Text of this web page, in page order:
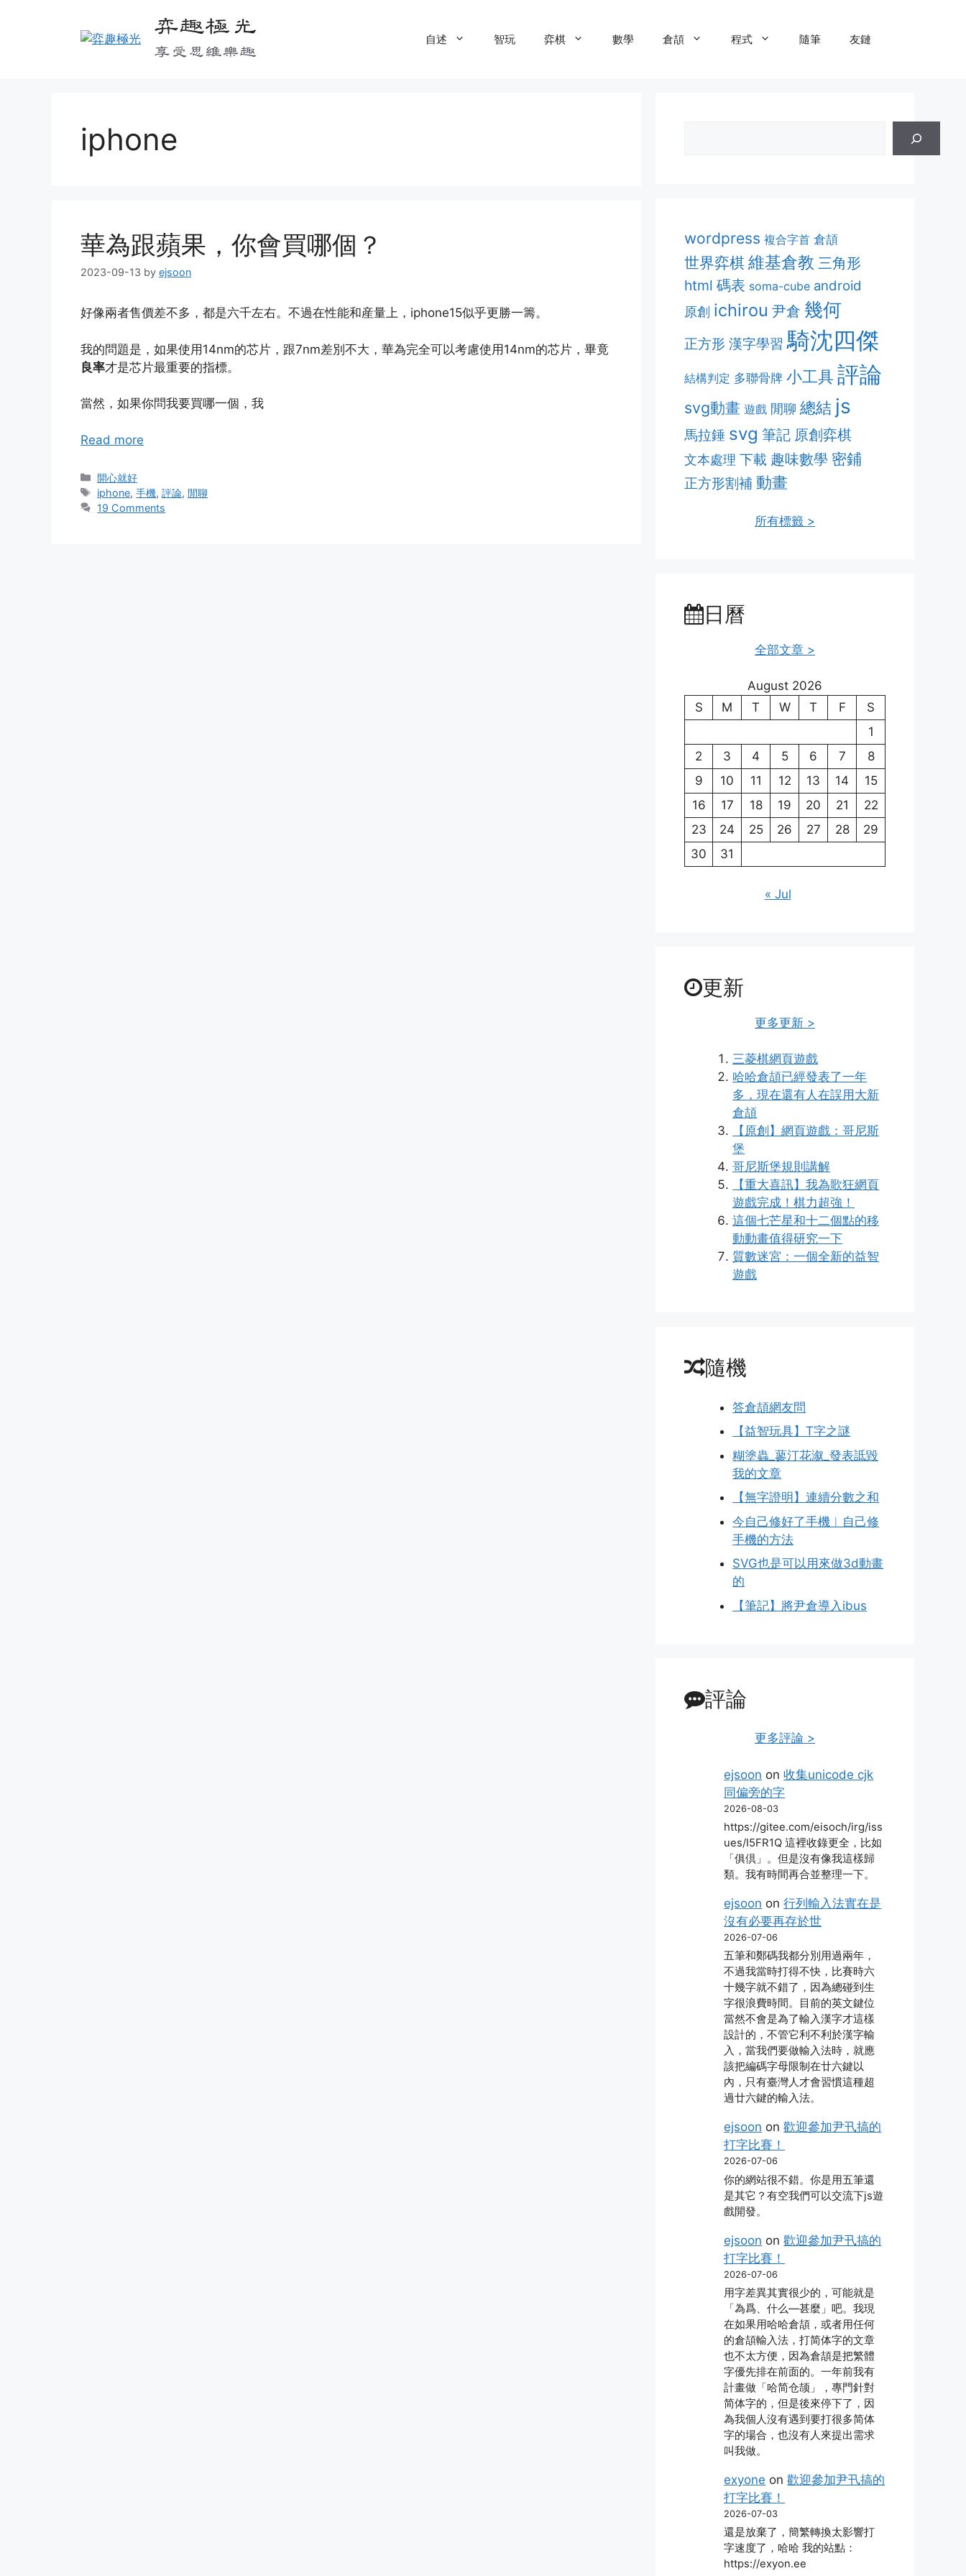
弈趣極光
享受思維樂趣
自述 智玩 弈棋 數學 倉頡 程式 隨筆 友鏈
iphone
華為跟蘋果，你會買哪個？
2023-09-13 by ejsoon
好像兩者售價差不多，都是六千左右。不過在性能和産量上，iphone15似乎更勝一籌。
我的問題是，如果使用14nm的芯片，跟7nm差別不大，華為完全可以考慮使用14nm的芯片，畢竟
良率才是芯片最重要的指標。
當然，如果你問我要買哪一個，我
Read more
Categories
開心就好
Tags
iphone,手機,評論,閒聊
19 Comments
wordpress 複合字首 倉頡
世界弈棋 維基倉教 三角形
html 碼表 soma-cube android
原創 ichirou 尹倉 幾何
正方形 漢字學習 騎沈四傑
結構判定 多聯骨牌 小工具 評論
svg動畫 遊戲 閒聊 總結 js
馬拉錘 svg 筆記 原創弈棋
文本處理 下載 趣味數學 密鋪
正方形割補 動畫
所有標籤 >
日曆
全部文章 >
August 2026
S
M T W T F
S
1
2
3 4 5 6 7
8
9
10 11 12 13 14
15
16
17 18 19 20 21
22
23
24 25 26 27 28
29
30
31
« Jul
更新
更多更新 >
三菱棋網頁遊戲
哈哈倉頡已經發表了一年
多，現在還有人在誤用大新
倉頡
【原創】網頁遊戲：哥尼斯
堡
哥尼斯堡規則講解
【重大喜訊】我為歌狂網頁
遊戲完成！棋力超強！
這個七芒星和十二個點的移
動動畫值得研究一下
質數迷宮：一個全新的益智
遊戲
隨機
答倉頡網友問
【益智玩具】T字之謎
糊塗蟲_蓼汀花溆_發表詆毀
我的文章
【無字證明】連續分數之和
今自己修好了手機︱自己修
手機的方法
SVG也是可以用來做3d動畫
的
【筆記】將尹倉導入ibus
評論
更多評論 >
ejsoon on收集unicode cjk
同偏旁的字
2026-08-03
https://gitee.com/eisoch/irg/iss
ues/I5FR1Q 這裡收錄更全，比如
「俱倶」。但是沒有像我這樣歸
類。我有時間再合並整理一下。
ejsoon on行列輸入法實在是
沒有必要再存於世
2026-07-06
五筆和鄭碼我都分別用過兩年，
不過我當時打得不快，比賽時六
十幾字就不錯了，因為總碰到生
字很浪費時間。目前的英文鍵位
當然不會是為了輸入漢字才這樣
設計的，不管它利不利於漢字輸
入，當我們要做輸入法時，就應
該把編碼字母限制在廿六鍵以
內，只有臺灣人才會習慣這種超
過廿六鍵的輸入法。
ejsoon on歡迎參加尹卂搞的
打字比賽！
2026-07-06
你的網站很不錯。你是用五筆還
是其它？有空我們可以交流下js遊
戲開發。
ejsoon on歡迎參加尹卂搞的
打字比賽！
2026-07-06
用字差異其實很少的，可能就是
「為爲、什么―甚麼」吧。我現
在如果用哈哈倉頡，或者用任何
的倉頡輸入法，打简体字的文章
也不太方便，因為倉頡是把繁體
字優先排在前面的。一年前我有
計畫做「哈简仓颉」，專門針對
简体字的，但是後來停下了，因
為我個人沒有遇到要打很多简体
字的場合，也沒有人來提出需求
叫我做。
exyone on歡迎參加尹卂搞的
打字比賽！
2026-07-03
還是放棄了，簡繁轉換太影響打
字速度了，哈哈 我的站點：
https://exyon.ee